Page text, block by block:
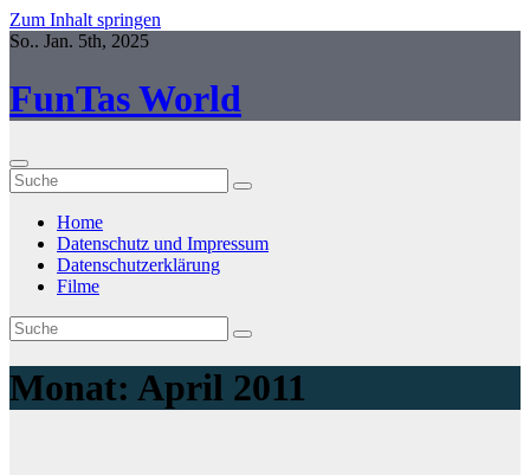
Zum Inhalt springen
So.. Jan. 5th, 2025
FunTas World
Home
Datenschutz und Impressum
Datenschutzerklärung
Filme
Monat: April 2011